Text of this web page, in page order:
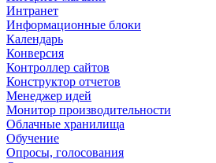
Интранет
Информационные блоки
Календарь
Конверсия
Контроллер сайтов
Конструктор отчетов
Менеджер идей
Монитор производительности
Облачные хранилища
Обучение
Опросы, голосования